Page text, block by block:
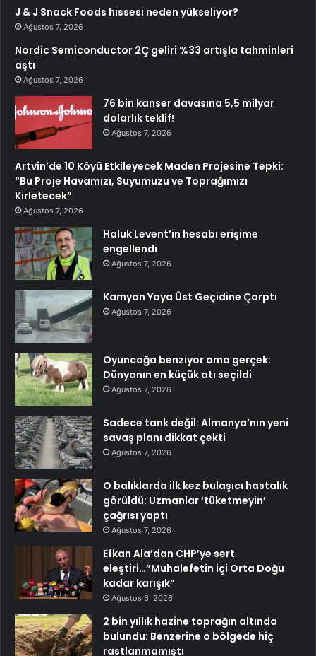
J & J Snack Foods hissesi neden yükseliyor?
Ağustos 7, 2026
Nordic Semiconductor 2Ç geliri %33 artışla tahminleri
aştı
Ağustos 7, 2026
76 bin kanser davasına 5,5 milyar
dolarlık teklif!
Ağustos 7, 2026
Artvin’de 10 Köyü Etkileyecek Maden Projesine Tepki:
“Bu Proje Havamızı, Suyumuzu ve Toprağımızı
Kirletecek”
Ağustos 7, 2026
Haluk Levent’in hesabı erişime
engellendi
Ağustos 7, 2026
Kamyon Yaya Üst Geçidine Çarptı
Ağustos 7, 2026
Oyuncağa benziyor ama gerçek:
Dünyanın en küçük atı seçildi
Ağustos 7, 2026
Sadece tank değil: Almanya’nın yeni
savaş planı dikkat çekti
Ağustos 7, 2026
O balıklarda ilk kez bulaşıcı hastalık
görüldü: Uzmanlar ‘tüketmeyin’
çağrısı yaptı
Ağustos 7, 2026
Efkan Ala’dan CHP’ye sert
eleştiri…”Muhalefetin içi Orta Doğu
kadar karışık”
Ağustos 6, 2026
2 bin yıllık hazine toprağın altında
bulundu: Benzerine o bölgede hiç
rastlanmamıştı